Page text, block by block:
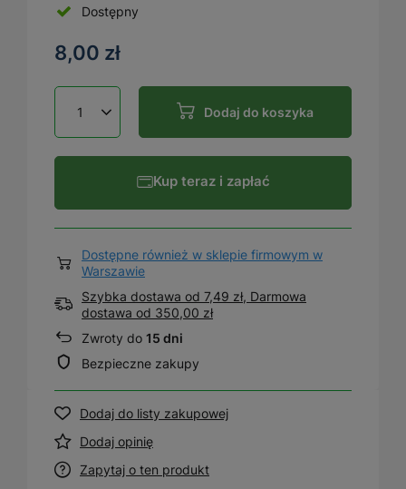
Dostępny
8,00 zł
Dodaj do koszyka
Kup teraz i zapłać
Dostępne również w sklepie firmowym w
Warszawie
Szybka dostawa od 7,49 zł, Darmowa
dostawa od 350,00 zł
Zwroty do 15 dni
Bezpieczne zakupy
Dodaj do listy zakupowej
Dodaj opinię
Zapytaj o ten produkt